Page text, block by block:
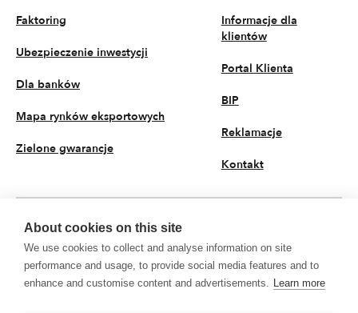
Faktoring
Ubezpieczenie inwestycji
Dla banków
Mapa rynków eksportowych
Zielone gwarancje
Informacje dla
klientów
Portal Klienta
BIP
Reklamacje
Kontakt
© 2026 KUKE S.A. Wszystkie prawa zastrzeżone
Polityka prywatności
Przetwarzanie danych osobowych
PL
About cookies on this site
We use cookies to collect and analyse information on site
performance and usage, to provide social media features and to
enhance and customise content and advertisements. Learn more